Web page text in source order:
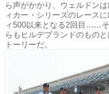
ら声がかかり、ウェルドン
ィカー・シリーズのレース
ィ500以来となる2回目……
らもヒルデブランドのもの
トーリーだ。